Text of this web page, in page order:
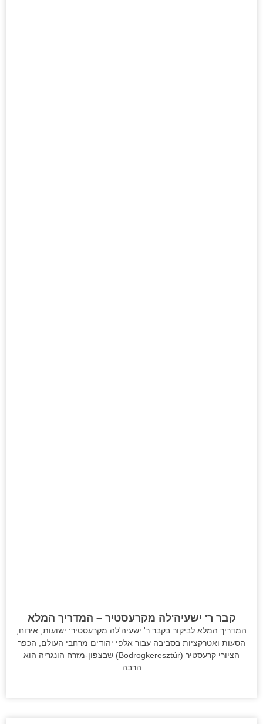
קבר ר' ישעיה'לה מקרעסטיר – המדריך המלא
המדריך המלא לביקור בקבר ר' ישעיה'לה מקרעסטיר: ישועות, אירוח,
הסעות ואטרקציות בסביבה עבור אלפי יהודים מרחבי העולם, הכפר
הציורי קרעסטיר (Bodrogkeresztúr) שבצפון-מזרח הונגריה הוא
הרבה